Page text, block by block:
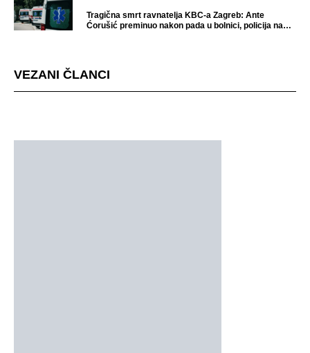
Tragična smrt ravnatelja KBC-a Zagreb: Ante
Ćorušić preminuo nakon pada u bolnici, policija na
VEZANI ČLANCI